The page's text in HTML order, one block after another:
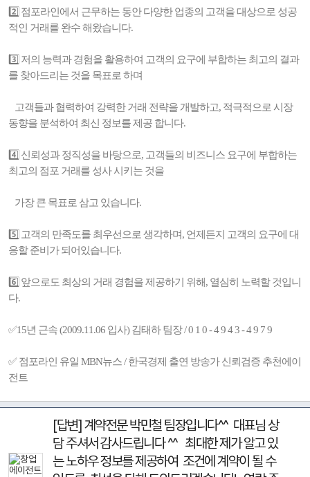
2️⃣ 점포라인에서 근무하는 동안 다양한 업종의 고객을 대상으로 성공
적인 거래를 완수 해왔습니다.
3️⃣ 저의 능력과 경험을 활용하여 고객의 요구에 부합하는 최고의 결과
를 찾아드리는 것을 목표로 하며
고객들과 협력하여 강력한 거래 전략을 개발하고, 적극적으로 시장
동향을 분석하여 최신 정보를 제공 합니다.
4️⃣ 신뢰성과 정직성을 바탕으로, 고객들의 비즈니스 요구에 부합하는
최고의 점포 거래를 성사 시키는 것을
가장 큰 목표로 삼고 있습니다.
5️⃣ 고객의 만족도를 최우선으로 생각하며, 언제든지 고객의 요구에 대
응할 준비가 되어있습니다.
6️⃣ 앞으로도 최상의 거래 경험을 제공하기 위해, 열심히 노력할 것입니
다.
✅15년 근속 (2009.11.06 입사) 김태하 팀장 / 0 1 0 - 4 9 4 3 - 4 9 7 9
✅ 점포라인 유일 MBN뉴스 / 한국경제 출연 방송가 신뢰검증 추천에이
전트
[답변] 계약전문 박민철 팀장입니다^^ 대표님 상
담 주셔서 감사드립니다 ^^ 최대한 제가 알고 있
는 노하우 정보를 제공하여 조건에 계약이 될 수